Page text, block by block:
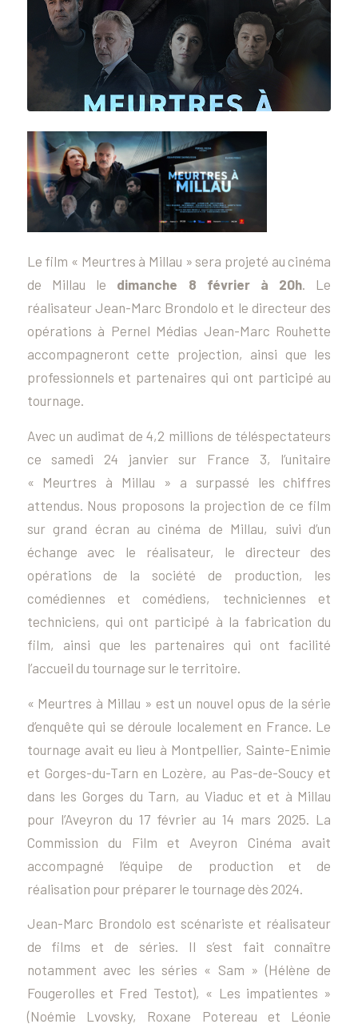
Le film « Meurtres à Millau » sera projeté au cinéma
de Millau le dimanche 8 février à 20h. Le
réalisateur Jean-Marc Brondolo et le directeur des
opérations à Pernel Médias Jean-Marc Rouhette
accompagneront cette projection, ainsi que les
professionnels et partenaires qui ont participé au
tournage.
Avec un audimat de 4,2 millions de téléspectateurs
ce samedi 24 janvier sur France 3, l’unitaire
« Meurtres à Millau » a surpassé les chiffres
attendus. Nous proposons la projection de ce film
sur grand écran au cinéma de Millau, suivi d’un
échange avec le réalisateur, le directeur des
opérations de la société de production, les
comédiennes et comédiens, techniciennes et
techniciens, qui ont participé à la fabrication du
film, ainsi que les partenaires qui ont facilité
l’accueil du tournage sur le territoire.
« Meurtres à Millau » est un nouvel opus de la série
d’enquête qui se déroule localement en France. Le
tournage avait eu lieu à Montpellier, Sainte-Enimie
et Gorges-du-Tarn en Lozère, au Pas-de-Soucy et
dans les Gorges du Tarn, au Viaduc et et à Millau
pour l’Aveyron du 17 février au 14 mars 2025. La
Commission du Film et Aveyron Cinéma avait
accompagné l’équipe de production et de
réalisation pour préparer le tournage dès 2024.
Jean-Marc Brondolo est scénariste et réalisateur
de films et de séries. Il s’est fait connaître
notamment avec les séries « Sam » (Hélène de
Fougerolles et Fred Testot), « Les impatientes »
(Noémie Lvovsky, Roxane Potereau et Léonie